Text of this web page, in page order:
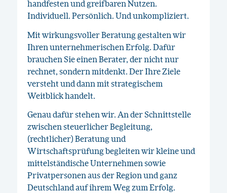
handfesten und greifbaren Nutzen.
Individuell. Persönlich. Und unkompliziert.
Mit wirkungsvoller Beratung gestalten wir
Ihren unternehmerischen Erfolg. Dafür
brauchen Sie einen Berater, der nicht nur
rechnet, sondern mitdenkt. Der Ihre Ziele
versteht und dann mit strategischem
Weitblick handelt.
Genau dafür stehen wir. An der Schnittstelle
zwischen steuerlicher Begleitung,
(rechtlicher) Beratung und
Wirtschaftsprüfung begleiten wir kleine und
mittelständische Unternehmen sowie
Privatpersonen aus der Region und ganz
Deutschland auf ihrem Weg zum Erfolg.